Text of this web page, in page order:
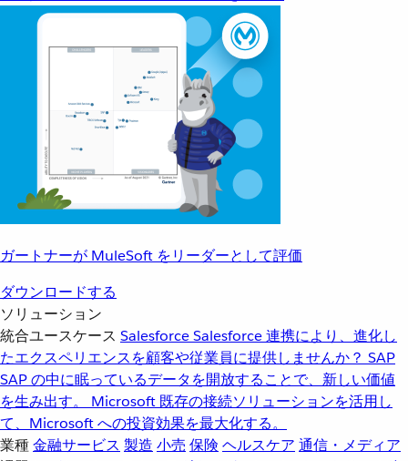
ガートナーが MuleSoft をリーダーとして評価
ダウンロードする
ソリューション
統合ユースケース SalesforceSalesforce 連携により、進化し
たエクスペリエンスを顧客や従業員に提供しませんか？ SAP
SAP の中に眠っているデータを開放することで、新しい価値
を生み出す。
Microsoft 既存の接続ソリューションを活用し
て、Microsoft への投資効果を最大化する。
業種金融サービス 製造 小売 保険 ヘルスケア 通信・メディア